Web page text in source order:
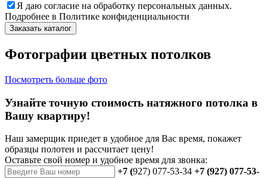
Я даю согласие на обработку персональных данных.
Подробнее в Политике конфиденциальности
Заказать каталог
Фотографии цветных потолков
Посмотреть больше фото
Узнайте точную стоимость натяжного потолка в
Вашу квартиру!
Наш замерщик приедет в удобное для Вас время, покажет
образцы полотен и рассчитает цену!
Оставьте свой номер и удобное время для звонка:
+7 (927) 077-53-34 +7 (927) 077-53-